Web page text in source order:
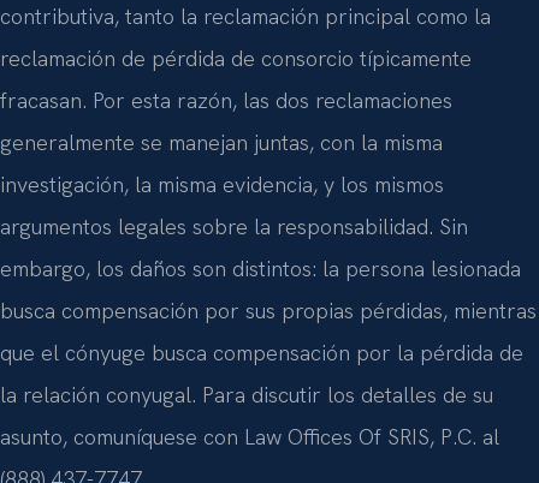
contributiva, tanto la reclamación principal como la
reclamación de pérdida de consorcio típicamente
fracasan. Por esta razón, las dos reclamaciones
generalmente se manejan juntas, con la misma
investigación, la misma evidencia, y los mismos
argumentos legales sobre la responsabilidad. Sin
embargo, los daños son distintos: la persona lesionada
busca compensación por sus propias pérdidas, mientras
que el cónyuge busca compensación por la pérdida de
la relación conyugal. Para discutir los detalles de su
asunto, comuníquese con Law Offices Of SRIS, P.C. al